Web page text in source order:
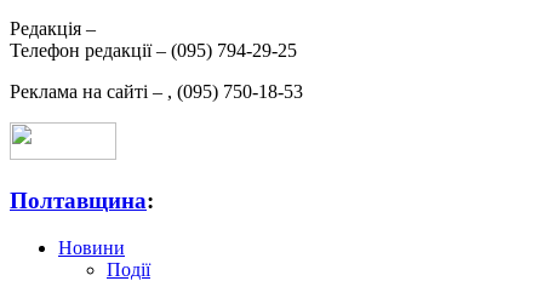
Редакція –
Телефон редакції – (095) 794-29-25
Реклама на сайті – , (095) 750-18-53
Полтавщина:
Новини
Події